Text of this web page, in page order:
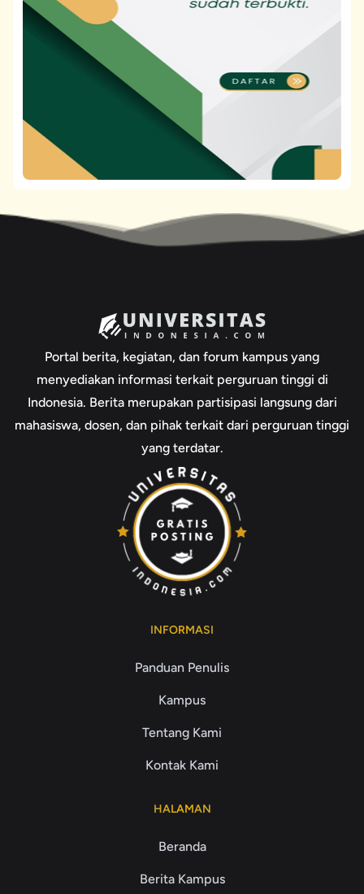
Portal berita, kegiatan, dan forum kampus yang
menyediakan informasi terkait perguruan tinggi di
Indonesia. Berita merupakan partisipasi langsung dari
mahasiswa, dosen, dan pihak terkait dari perguruan tinggi
yang terdatar.
INFORMASI
Panduan Penulis
Kampus
Tentang Kami
Kontak Kami
HALAMAN
Beranda
Berita Kampus